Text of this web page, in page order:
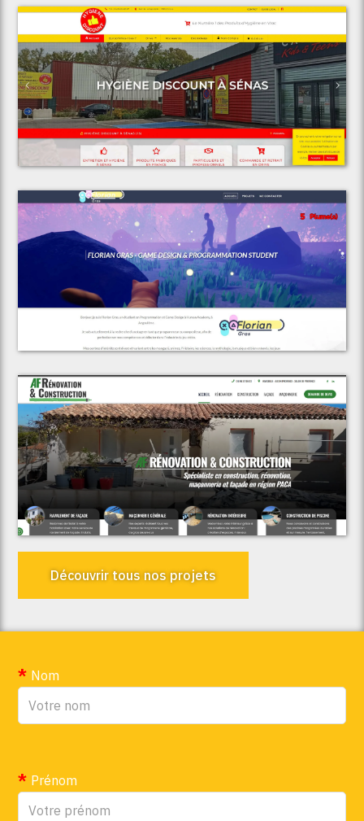
Voir le projet
Espace Discount
Voir le projet
Florian Gras
Voir le projet
AF Rénovation & Construction
Découvrir tous nos projets
Nom
Prénom